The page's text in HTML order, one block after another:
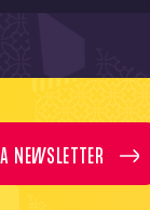
NEWSLETTER